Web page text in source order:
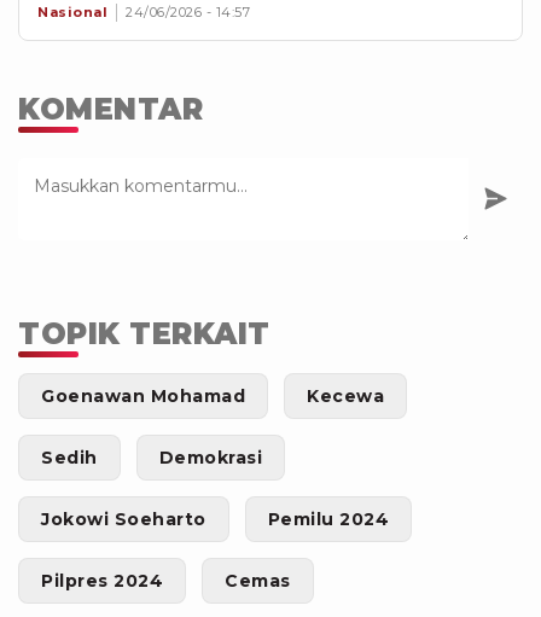
Nasional 24/06/2026 - 14:57
KOMENTAR
TOPIK TERKAIT
Goenawan Mohamad Kecewa
Sedih Demokrasi
Jokowi Soeharto Pemilu 2024
Pilpres 2024 Cemas